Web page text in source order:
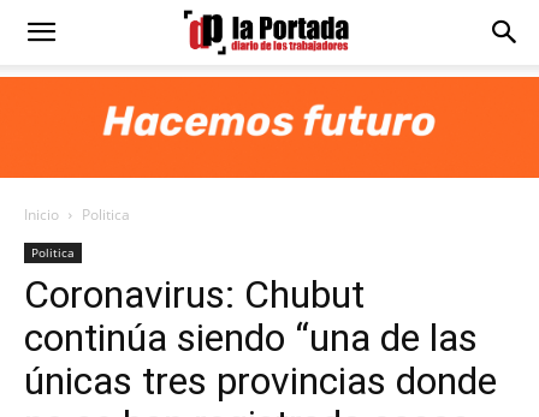
Diario
Portada
Inicio Politica
Politica
Coronavirus: Chubut
continúa siendo “una de las
únicas tres provincias donde